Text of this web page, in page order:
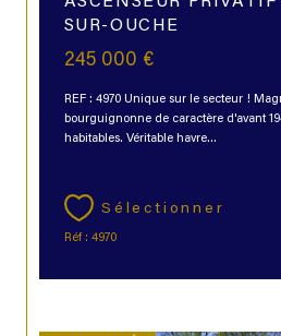
SUR-OUCHE
245 000 €
REF : 4970 Unique sur le secteur !
bourguignonne de caractère d'avant
habitables. Véritable havre...
Sélectionner
Réf : 4970